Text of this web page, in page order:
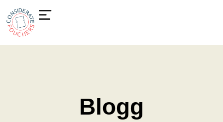
Blogg